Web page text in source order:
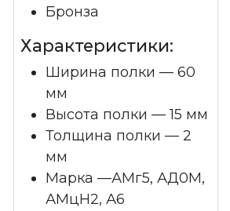
Бронза
Характеристики:
Ширина полки — 60
мм
Высота полки — 15 мм
Толщина полки — 2
мм
Марка —АМг5, АД0М,
АМцН2, А6